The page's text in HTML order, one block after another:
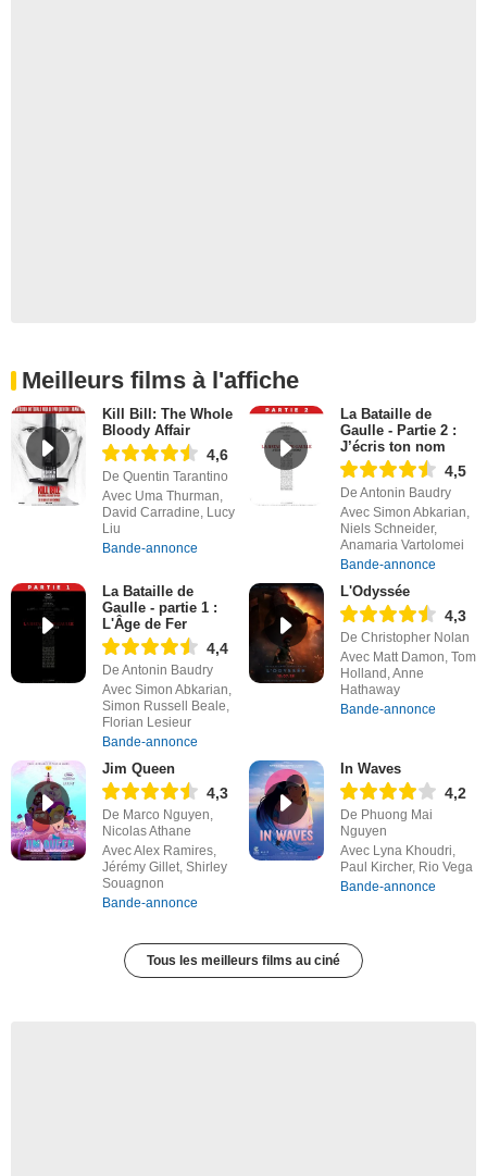
Meilleurs films à l'affiche
Kill Bill: The Whole
Bloody Affair
4,6
De Quentin Tarantino
Avec Uma Thurman,
David Carradine, Lucy
Liu
Bande-annonce
La Bataille de
Gaulle - Partie 2 :
J’écris ton nom
4,5
De Antonin Baudry
Avec Simon Abkarian,
Niels Schneider,
Anamaria Vartolomei
Bande-annonce
La Bataille de
Gaulle - partie 1 :
L'Âge de Fer
4,4
De Antonin Baudry
Avec Simon Abkarian,
Simon Russell Beale,
Florian Lesieur
Bande-annonce
L'Odyssée
4,3
De Christopher Nolan
Avec Matt Damon, Tom
Holland, Anne
Hathaway
Bande-annonce
Jim Queen
4,3
De Marco Nguyen,
Nicolas Athane
Avec Alex Ramires,
Jérémy Gillet, Shirley
Souagnon
Bande-annonce
In Waves
4,2
De Phuong Mai
Nguyen
Avec Lyna Khoudri,
Paul Kircher, Rio Vega
Bande-annonce
Tous les meilleurs films au ciné